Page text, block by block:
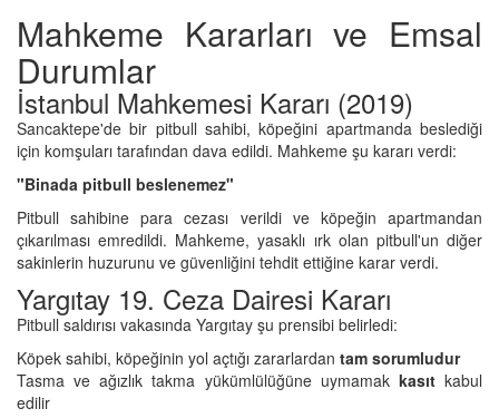
Mahkeme Kararları ve Emsal
Durumlar
İstanbul Mahkemesi Kararı (2019)
Sancaktepe'de bir pitbull sahibi, köpeğini apartmanda beslediği
için komşuları tarafından dava edildi. Mahkeme şu kararı verdi:
"Binada pitbull beslenemez"
Pitbull sahibine para cezası verildi ve köpeğin apartmandan
çıkarılması emredildi. Mahkeme, yasaklı ırk olan pitbull'un diğer
sakinlerin huzurunu ve güvenliğini tehdit ettiğine karar verdi.
Yargıtay 19. Ceza Dairesi Kararı
Pitbull saldırısı vakasında Yargıtay şu prensibi belirledi:
Köpek sahibi, köpeğinin yol açtığı zararlardan tam sorumludur
Tasma ve ağızlık takma yükümlülüğüne uymamak kasıtkabul
edilir